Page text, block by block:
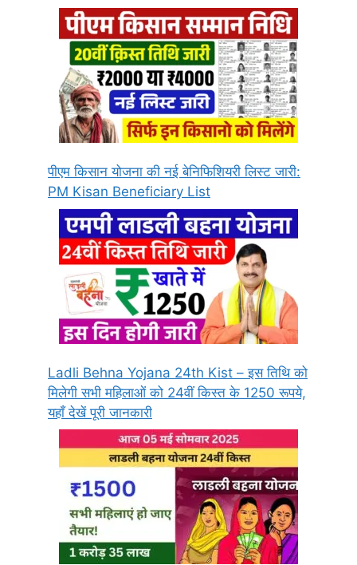
पीएम किसान योजना की नई बेनिफिशियरी लिस्ट जारी:
PM Kisan Beneficiary List
Ladli Behna Yojana 24th Kist – इस तिथि को
मिलेगी सभी महिलाओं को 24वीं किस्त के 1250 रूपये,
यहाँ देखें पूरी जानकारी